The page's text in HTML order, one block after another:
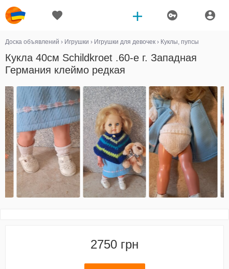
Доска объявлений › Игрушки › Игрушки для девочек › Куклы, пупсы
Кукла 40см Schildkroet .60-е г. Западная
Германия клеймо редкая
2750 грн